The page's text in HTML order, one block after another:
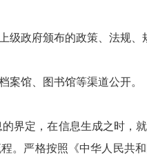
政府颁布的政策、法规、
馆、图书馆等渠道公开。
界定，在信息生成之时，
。严格按照《中华人民共